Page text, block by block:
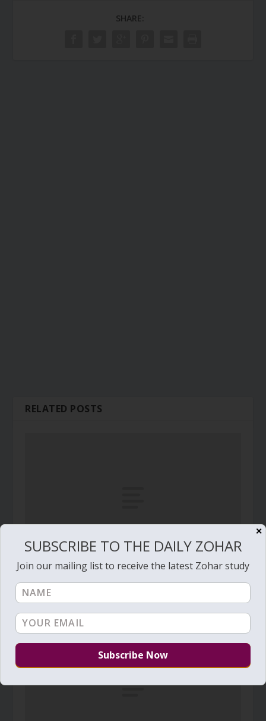
SHARE:
RELATED POSTS
Zohar Diário # 1370 – Os clientes com presentes
de bênçãos
November 27, 2013
✕
SUBSCRIBE TO THE DAILY ZOHAR
Join our mailing list to receive the latest Zohar study